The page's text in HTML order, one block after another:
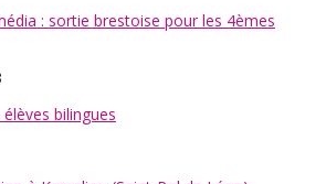
: sortie brestoise pour les 4èmes
bilingues